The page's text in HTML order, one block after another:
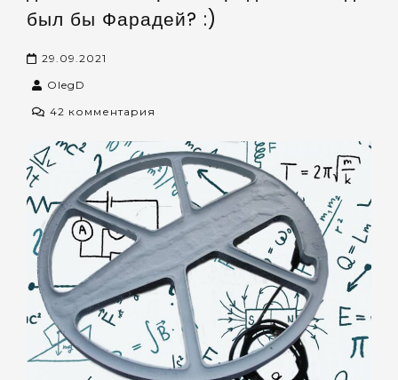
был бы Фарадей? :)
29.09.2021
OlegD
42 комментария
О
графитировании
корпусов
датчиков.
«Экран
Фарадея»
или
где
был
бы
Фарадей?